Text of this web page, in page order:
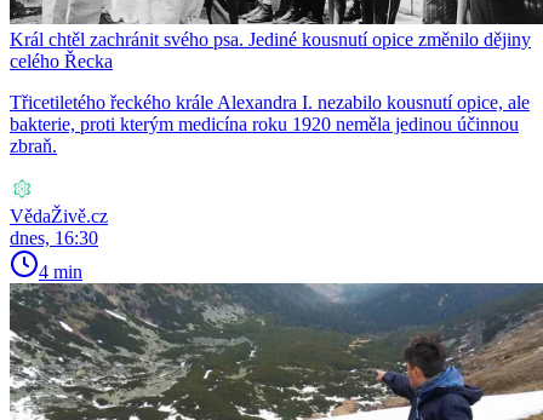
Král chtěl zachránit svého psa. Jediné kousnutí opice změnilo dějiny
celého Řecka
Třicetiletého řeckého krále Alexandra I. nezabilo kousnutí opice, ale
bakterie, proti kterým medicína roku 1920 neměla jedinou účinnou
zbraň.
VědaŽivě.cz
dnes, 16:30
4 min